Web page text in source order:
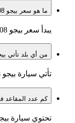
ما هو سعر بيجو 508 في kuwait؟
يبدأ سعر بيجو 508 في kuwait من حوالي 9700 KWD.
من أي بلد تأتي بيجو
تأتي سيارة بيجو 508 من FRA.
كم عدد المقاعد في
تحتوي سيارة بيجو 508 على سعة